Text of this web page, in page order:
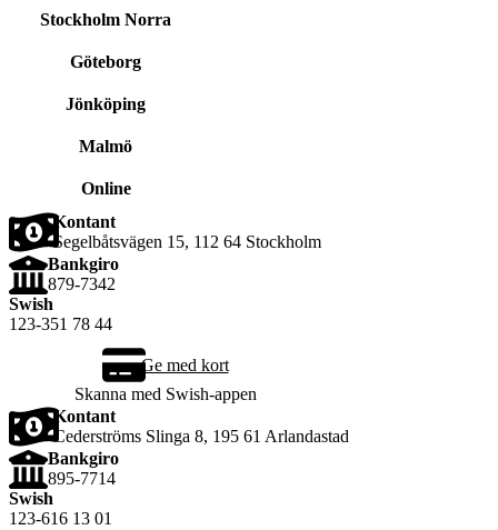
Stockholm Norra
Göteborg
Jönköping
Malmö
Online
Kontant
Segelbåtsvägen 15, 112 64 Stockholm
Bankgiro
879-7342
Swish
123-351 78 44
Ge med kort
Skanna med Swish-appen
Kontant
Cederströms Slinga 8, 195 61 Arlandastad
Bankgiro
895-7714‬
Swish
123-616 13 01